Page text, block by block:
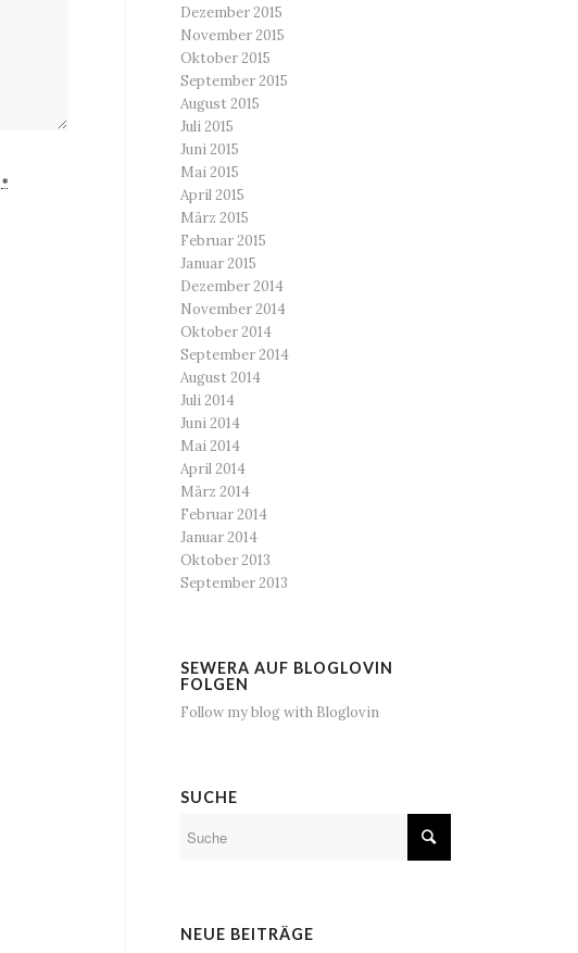
*
Dezember 2015
November 2015
Oktober 2015
September 2015
August 2015
Juli 2015
Juni 2015
Mai 2015
April 2015
März 2015
Februar 2015
Januar 2015
Dezember 2014
November 2014
Oktober 2014
September 2014
August 2014
Juli 2014
Juni 2014
Mai 2014
April 2014
März 2014
Februar 2014
Januar 2014
Oktober 2013
September 2013
SEWERA AUF BLOGLOVIN
FOLGEN
Follow my blog with Bloglovin
SUCHE
NEUE BEITRÄGE